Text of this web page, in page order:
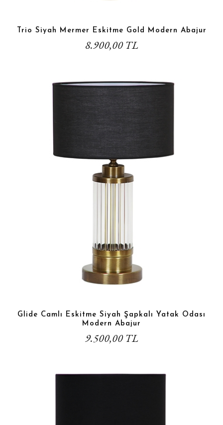
Trio Siyah Mermer Eskitme Gold Modern Abajur
8.900,00 TL
Glide Camlı Eskitme Siyah Şapkalı Yatak Odası
Modern Abajur
9.500,00 TL